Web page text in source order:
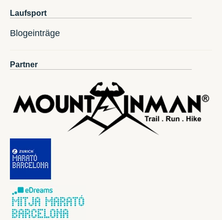
Laufsport
Blogeinträge
Partner